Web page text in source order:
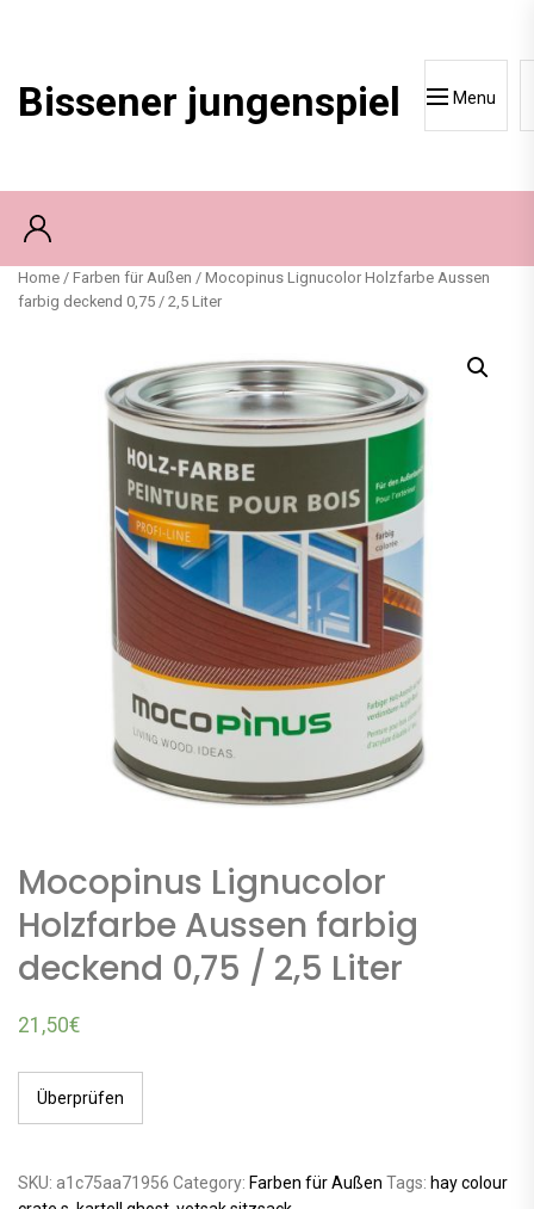
Bissener jungenspiel Menu
Home / Farben für Außen / Mocopinus Lignucolor Holzfarbe Aussen
farbig deckend 0,75 / 2,5 Liter
Mocopinus Lignucolor
Holzfarbe Aussen farbig
deckend 0,75 / 2,5 Liter
21,50€
Überprüfen
SKU: a1c75aa71956 Category: Farben für Außen Tags: hay colour